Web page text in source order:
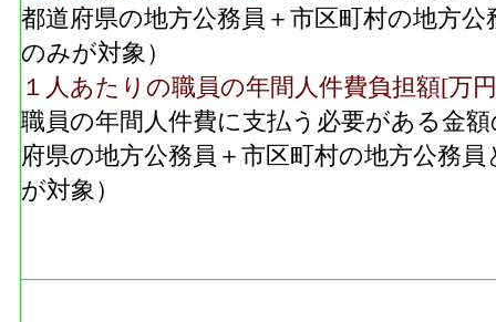
都道府県の地方公務員＋市区町村の地方
のみが対象）
１人あたりの職員の年間人件費負担額[万
職員の年間人件費に支払う必要がある金
府県の地方公務員＋市区町村の地方公務
が対象）